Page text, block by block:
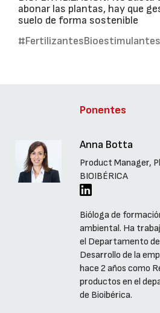
abonar las plantas, hay que
suelo de forma sostenible
#FertilizantesBioestimulantes
Ponentes
Anna Botta
Product Manager,
BIOIBÉRICA
Bióloga de
ambiental. Ha
el Departamento
Desarrollo de la
hace 2 años como
productos en el
de Bioibérica.